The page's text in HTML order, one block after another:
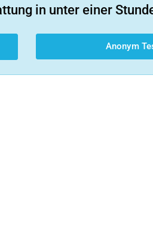
in unter einer
Anonym